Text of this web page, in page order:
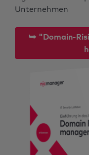
Unternehmen
⮩ "Domain-